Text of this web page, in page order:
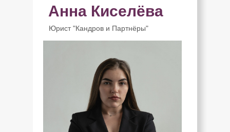
Анна Киселёва
Юрист "Кандров и Партнёры"